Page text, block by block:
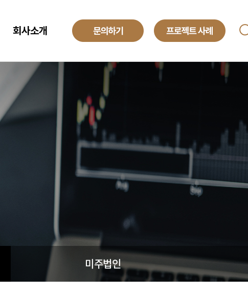
MANAGED SERVICE
ITO
Global Development Center
컨텍센터 BPO
회사소개
기업소개
투자정보
해외법인
채용정보
미주법인